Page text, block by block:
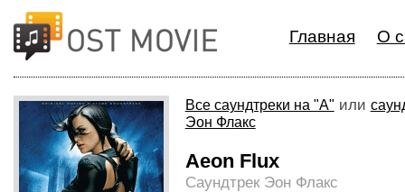
Главная О
Все саундтреки на "A" или
Эон Флакс
Aeon Flux
Cаундтрек Эон Флакс